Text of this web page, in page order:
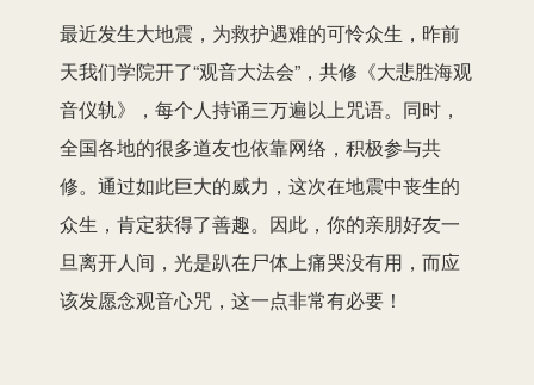
最近发生大地震，为救护遇难的可怜众生，昨前
天我们学院开了“观音大法会”，共修《大悲胜海观
音仪轨》，每个人持诵三万遍以上咒语。同时，
全国各地的很多道友也依靠网络，积极参与共
修。通过如此巨大的威力，这次在地震中丧生的
众生，肯定获得了善趣。因此，你的亲朋好友一
旦离开人间，光是趴在尸体上痛哭没有用，而应
该发愿念观音心咒，这一点非常有必要！